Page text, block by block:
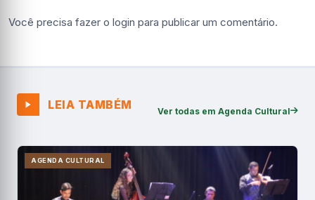
Você precisa fazer o login para publicar um comentário.
LEIA TAMBÉM Ver todas em Agenda Cultural
AGENDA CULTURAL